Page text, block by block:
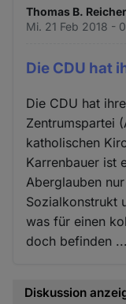
Thomas B.
Mi. 21 Feb 2018 -
Die CDU hat
Die CDU hat
Zentrumspartei
katholischen
Karrenbauer ist
Aberglauben
Sozialkonstrukt
was für einen
doch befinden ...
Diskussion